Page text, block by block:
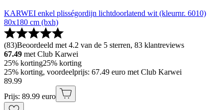
KARWEI enkel plisségordijn lichtdoorlatend wit (kleurnr. 6010)
80x180 cm (bxh)
(83)Beoordeeld met 4.2 van de 5 sterren, 83 klantreviews
67.49 met Club Karwei
25% korting25% korting
25% korting, voordeelprijs: 67.49 euro met Club Karwei
89.99
Prijs: 89.99 euro